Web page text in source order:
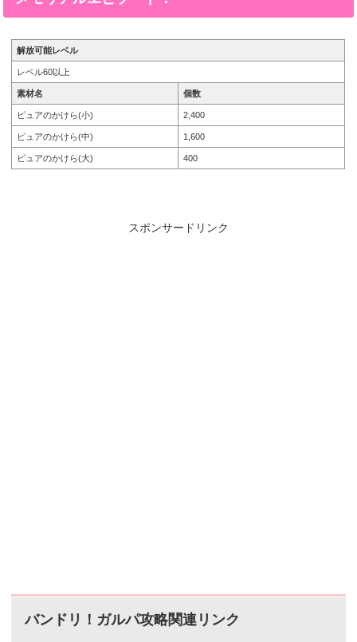
解放可能レベル
レベル60以上
素材名 個数
ピュアのかけら(小) 2,400
ピュアのかけら(中) 1,600
ピュアのかけら(大) 400
スポンサードリンク
バンドリ！ガルパ攻略関連リンク